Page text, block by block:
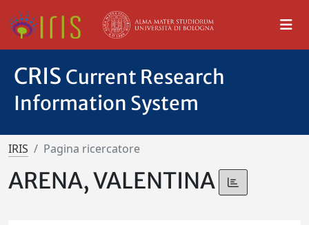
CRIS Current Research
Information System
IRIS Pagina ricercatore
ARENA, VALENTINA